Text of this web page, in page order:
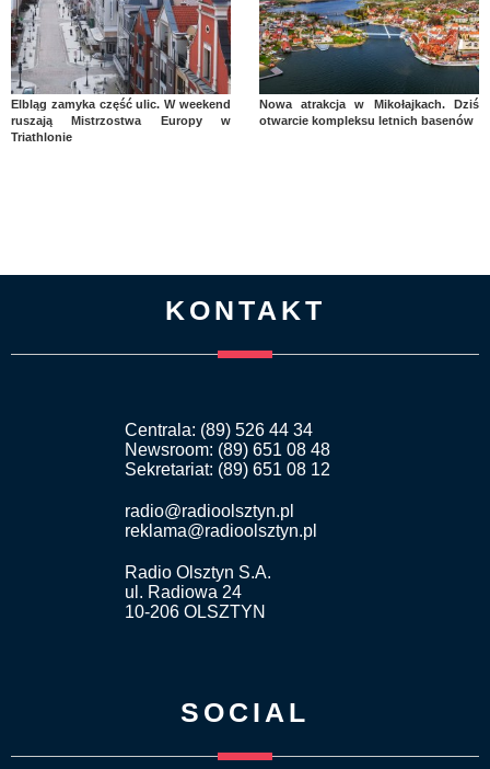
Elbląg zamyka część ulic. W weekend
ruszają Mistrzostwa Europy w
Triathlonie
Nowa atrakcja w Mikołajkach. Dziś
otwarcie kompleksu letnich basenów
KONTAKT
Centrala: (89) 526 44 34
Newsroom: (89) 651 08 48
Sekretariat: (89) 651 08 12
radio@radioolsztyn.pl
reklama@radioolsztyn.pl
Radio Olsztyn S.A.
ul. Radiowa 24
10-206 OLSZTYN
SOCIAL